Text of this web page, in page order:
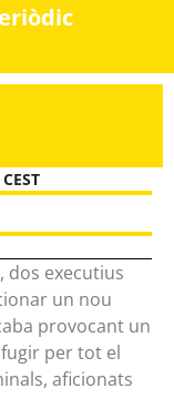
dos executius
un nou
provocant un
per tot el
aficionats